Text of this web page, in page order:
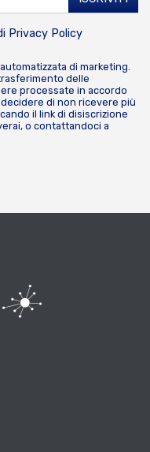
Privacy Policy
di marketing.
delle
processate in accordo
decidere di non ricevere più
il link di disiscrizione
o contattandoci a